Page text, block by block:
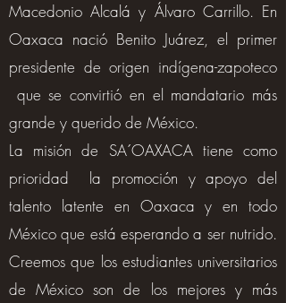
Macedonio Alcalá y Álvaro Carrillo. En
Oaxaca nació Benito Juárez, el primer
presidente de origen indígena-zapoteco
que se convirtió en el mandatario más
grande y querido de México.
La misión de SA´OAXACA tiene como
prioridad la promoción y apoyo del
talento latente en Oaxaca y en todo
México que está esperando a ser nutrido.
Creemos que los estudiantes universitarios
de México son de los mejores y más